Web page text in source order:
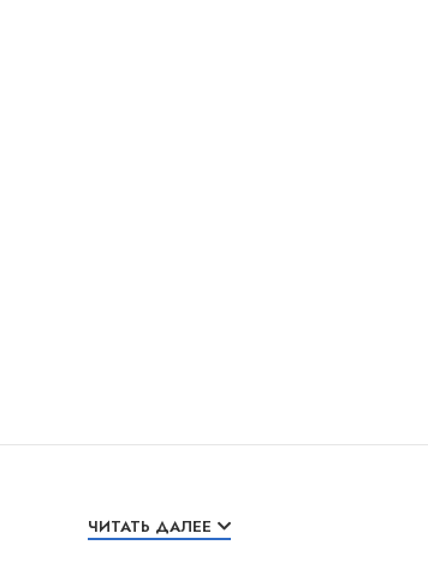
ЧИТАТЬ ДАЛЕЕ